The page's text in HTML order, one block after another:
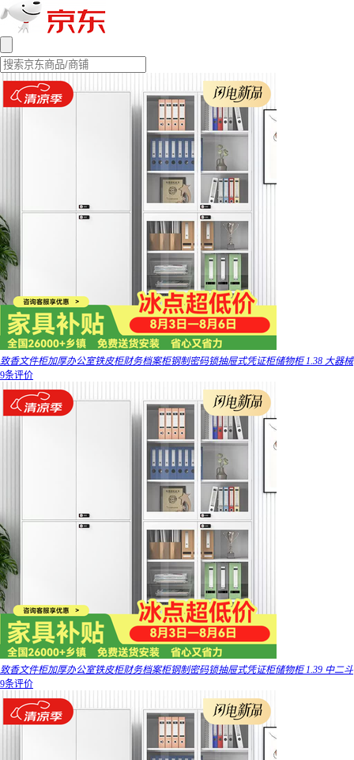
致香文件柜加厚办公室铁皮柜财务档案柜钢制密码锁抽屉式凭证柜储物柜 1.38 大器械
9条评价
致香文件柜加厚办公室铁皮柜财务档案柜钢制密码锁抽屉式凭证柜储物柜 1.39 中二斗
9条评价